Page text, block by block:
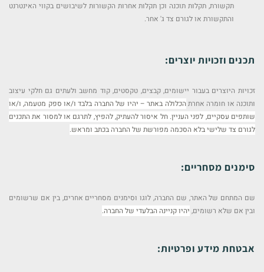
תקשורת, תקלות תוכנה וכן תקלות אחרות הקשורות לשיבושים בקווי האינטרנט
והתקשורת או לגורם צד ג' אחר.
תכנים וזכויות יוצרים:
זכויות היוצרים בעבור יישומים, קבצים, טקסטים, קוד מחשב ולעתים גם חלקי עיצוב
ותוכנה או חומרה אחרת הכלולה באתר – יהיו של החברה בלבד ו/או ספק מטעמה, ו/או
שותפים עסקיים, לפני העניין. חל איסורלהעתיק, להפיץ, לתרגם או למסור את התכנים
לגורם צד שלישי בלא הסכמה מפורשת של החברה בכתב ומראש.
סימנים מסחריים:
שם המתחם של האתר, שם החברה, לוגו וסימנים מסחריים אחרים, בין אם שרשומים
ובין אם שלא רשומים, יהיו קניינה הבלעדי של החברה.
אבטחת מידע ופרטיות: